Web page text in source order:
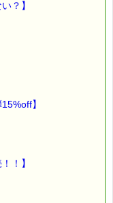
けする限定配信メー
をいち早くお届け致
？】
】
！】